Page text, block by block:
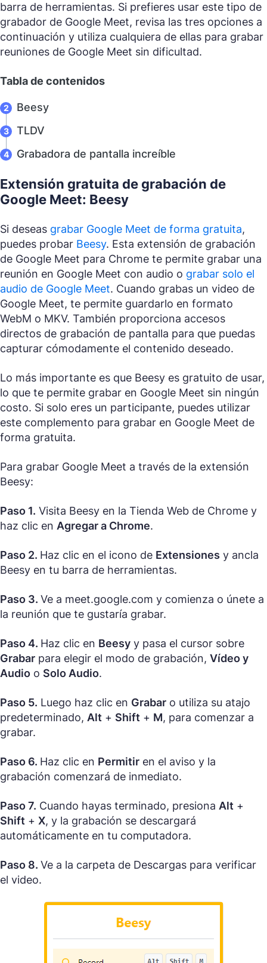
barra de herramientas. Si prefieres usar este tipo de
grabador de Google Meet, revisa las tres opciones a
continuación y utiliza cualquiera de ellas para grabar
reuniones de Google Meet sin dificultad.
Tabla de contenidos
Beesy
TLDV
Grabadora de pantalla increíble
Extensión gratuita de grabación de
Google Meet: Beesy
Si deseas grabar Google Meet de forma gratuita,
puedes probar Beesy. Esta extensión de grabación
de Google Meet para Chrome te permite grabar una
reunión en Google Meet con audio o grabar solo el
audio de Google Meet. Cuando grabas un video de
Google Meet, te permite guardarlo en formato
WebM o MKV. También proporciona accesos
directos de grabación de pantalla para que puedas
capturar cómodamente el contenido deseado.
Lo más importante es que Beesy es gratuito de usar,
lo que te permite grabar en Google Meet sin ningún
costo. Si solo eres un participante, puedes utilizar
este complemento para grabar en Google Meet de
forma gratuita.
Para grabar Google Meet a través de la extensión
Beesy:
Paso 1. Visita Beesy en la Tienda Web de Chrome y
haz clic en Agregar a Chrome.
Paso 2. Haz clic en el icono de Extensiones y ancla
Beesy en tu barra de herramientas.
Paso 3. Ve a meet.google.com y comienza o únete a
la reunión que te gustaría grabar.
Paso 4. Haz clic en Beesy y pasa el cursor sobre
Grabar para elegir el modo de grabación, Vídeo y
Audio o Solo Audio.
Paso 5. Luego haz clic en Grabar o utiliza su atajo
predeterminado, Alt + Shift + M, para comenzar a
grabar.
Paso 6. Haz clic en Permitir en el aviso y la
grabación comenzará de inmediato.
Paso 7. Cuando hayas terminado, presiona Alt +
Shift + X, y la grabación se descargará
automáticamente en tu computadora.
Paso 8. Ve a la carpeta de Descargas para verificar
el video.